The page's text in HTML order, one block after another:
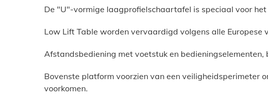
De "U"-vormige laagprofielschaartafel is speciaal voor
Low Lift Table worden vervaardigd volgens alle Europese
Afstandsbediening met voetstuk en bedieningselementen,
Bovenste platform voorzien van een veiligheidsperimeter
voorkomen.